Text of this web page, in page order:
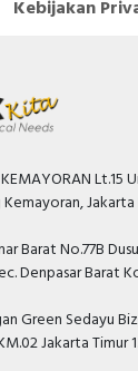
Safe-D-Lock,
Telergon,
Asco,
yang kami
dan dapat
lanjut bisa
silakan
Kebijakan
Lt.15
Jakarta
Barat No.77B
Denpasar Barat
Green Sedayu
Jakarta Timur